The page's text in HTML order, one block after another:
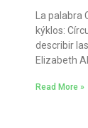
kýklos:
describir
Elizabeth
Read More »